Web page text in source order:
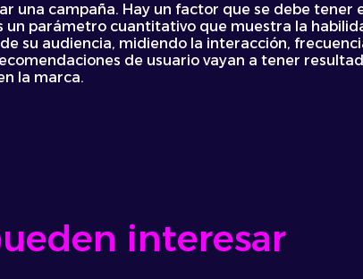
una campaña. Hay un factor que se debe tener
un parámetro cuantitativo que muestra la
su audiencia, midiendo la interacción,
de usuario vayan a tener
la marca.
interesar